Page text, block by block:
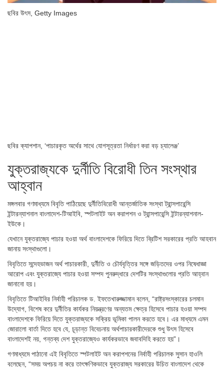
ছবির উৎস, Getty Images
ছবির ক্যাপশান, ‘পাচারকৃত অর্থের সাথে যোগসূত্রতা নির্ধারণ করা বড় চ্যালেঞ্জ’
যুক্তরাজ্যকে দুর্নীতি বিরোধী তিন সংস্থার
আহ্বান
মঙ্গলবার গণমাধ্যমে বিবৃতি পাঠিয়েছে দুর্নীতিবিরোধী আন্তর্জাতিক সংস্থা ট্রান্সপারেন্সি
ইন্টারন্যাশনাল বাংলাদেশ-টিআইবি, স্পটলাইট অন করাপশন ও ট্রান্সপারেন্সি ইন্টারন্যাশনাল-
ইউকে।
যেখানে যুক্তরাজ্যে পাচার হওয়া অর্থ বাংলাদেশকে ফিরিয়ে দিতে ব্রিটিশ সরকারের প্রতি আহবান
জানায় সংস্থাগুলো।
বিবৃতিতে সন্দেহভাজন অর্থ পাচারকারী, দুর্নীতি ও চৌর্যবৃত্তির সঙ্গে জড়িতদের ওপর নিষেধাজ্ঞা
আরোপ এবং যুক্তরাজ্যে পাচার হওয়া সম্পদ পুনরুদ্ধারে দেশটির সংস্থাগুলোর প্রতি আহ্বান
জানানো হয়।
বিবৃতিতে টিআইবির নির্বাহী পরিচালক ড. ইফতেখারুজ্জামান বলেন, “রাষ্ট্রসংস্কারের চলমান
উদ্যোগ, বিশেষ করে দুর্নীতির কার্যকর নিয়ন্ত্রণের অন্যতম ক্ষেত্র হিসেবে পাচার হওয়া সম্পদ
বাংলাদেশকে ফিরিয়ে দিতে যুক্তরাজ্যকে সক্রিয় ভূমিকা পালন করতে হবে। এর মাধ্যমে এমন
জোরালো বার্তা দিতে হবে যে, চূড়ান্ত বিবেচনায় অর্থপাচারকারীদেরকে শুধু উৎস হিসেবে
বাংলাদেশই নয়, গন্তব্য দেশ যুক্তরাজ্যেও কার্যকরভাবে জবাবদিহি করতে হয়”।
গণমাধ্যমে পাঠানো এই বিবৃতিতে স্পটলাইট অন করাপশনের নির্বাহী পরিচালক সুসান হাওলি
বলেছেন, “সময় অপচয় না করে তাৎক্ষণিকভাবে যুক্তরাজ্য সরকারের উচিত বাংলাদেশ থেকে